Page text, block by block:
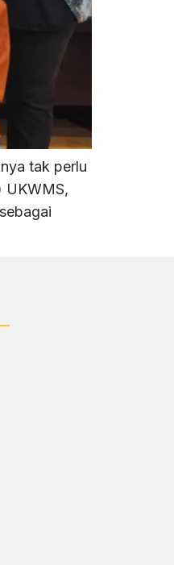
tak perlu
UKWMS,